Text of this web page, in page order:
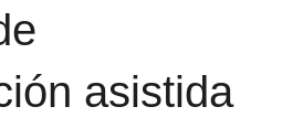
asistida